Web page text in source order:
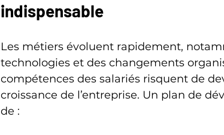
indispensable
Les métiers évoluent rapidement,
technologies et des changements
compétences des salariés risquent de
croissance de l’entreprise. Un plan de
de :